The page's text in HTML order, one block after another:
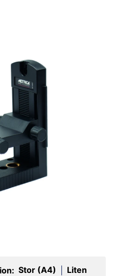
Stor (A4) Liten